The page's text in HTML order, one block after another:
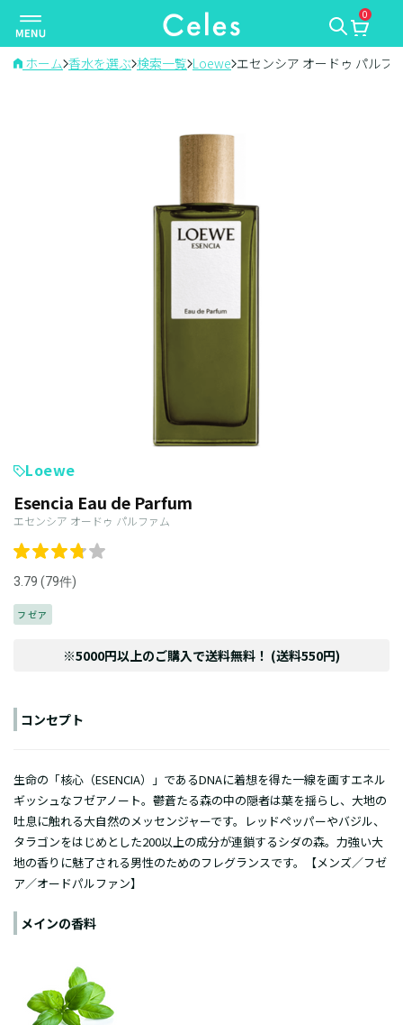
ナ
ビ
ゲ
0
ホーム 香水を選ぶ 検索一覧 Loewe エセンシア オードゥ パルフ
Loewe
Esencia Eau de Parfum
エセンシア オードゥ パルファム
3.79 (79件)
フゼア
※5000円以上のご購入で送料無料！ (送料550円)
コンセプト
生命の「核心（ESENCIA）」であるDNAに着想を得た一線を画すエネル
ギッシュなフゼアノート。鬱蒼たる森の中の隠者は葉を揺らし、大地の
吐息に触れる大自然のメッセンジャーです。レッドペッパーやバジル、
タラゴンをはじめとした200以上の成分が連鎖するシダの森。力強い大
地の香りに魅了される男性のためのフレグランスです。【メンズ／フゼ
ア／オードパルファン】
メインの香料